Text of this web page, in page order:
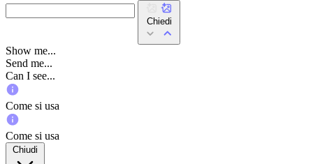
Chiedi
Show me...
Send me...
Can I see...
Come si usa
Come si usa
Chiudi